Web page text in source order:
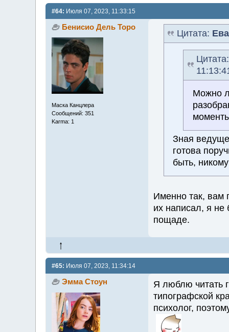
#64: Июля 07, 2023, 11:33:15
Бенисио Дель Торо
Маска Канцлера
Сообщений: 351
Karma: 1
Цитата:
Можно
Зная
готова
быть,
Именно так, вам
их написал, я не
пощаде.
#65: Июля 07, 2023, 11:34:14
Эмма Стоун
Я люблю читать
типографской
психолог,